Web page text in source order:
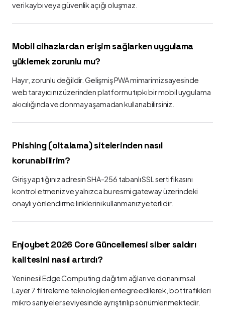
veri kaybı veya güvenlik açığı oluşmaz.
Mobil cihazlardan erişim sağlarken uygulama
yüklemek zorunlu mu?
Hayır, zorunlu değildir. Gelişmiş PWA mimarimiz sayesinde
web tarayıcınız üzerinden platformu tıpkı bir mobil uygulama
akıcılığında ve donma yaşamadan kullanabilirsiniz.
Phishing (oltalama) sitelerinden nasıl
korunabilirim?
Giriş yaptığınız adresin SHA-256 tabanlı SSL sertifikasını
kontrol etmeniz ve yalnızca bu resmi gateway üzerindeki
onaylı yönlendirme linklerini kullanmanız yeterlidir.
Enjoybet 2026 Core Güncellemesi siber saldırı
kalitesini nasıl artırdı?
Yeni nesil Edge Computing dağıtım ağları ve donanımsal
Layer 7 filtreleme teknolojileri entegre edilerek, bot trafikleri
mikro saniyeler seviyesinde ayrıştırılıp sönümlenmektedir.